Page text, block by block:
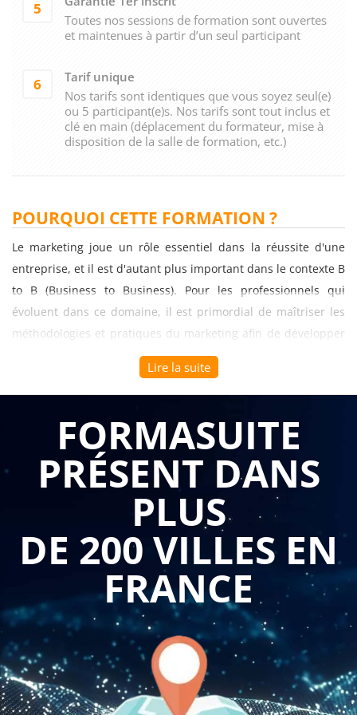
5
Toutes nos sessions de formation sont ouvertes
et maintenues à partir d’un seul participant
6
Tarif unique
Nos tarifs sont identiques que vous soyez seul(e)
ou 5 participant(e)s. Nos tarifs sont tout inclus et
clé en main (déplacement du formateur, mise à
disposition de la salle de formation, etc.)
POURQUOI CETTE FORMATION ?
Le marketing joue un rôle essentiel dans la réussite d'une
entreprise, et il est d'autant plus important dans le contexte B
to B (Business to Business). Pour les professionnels qui
évoluent dans ce domaine, il est primordial de maîtriser les
méthodologies et pratiques du marketing afin de développer
des stratégies efficaces et de maximiser les résultats. C'est
pourquoi une formation sur ce thème revêt un intérêt
considérable. Voici quelques raisons qui expliquent pourquoi
investir dans une telle formation est essentiel pour un public
Tout d'abord, une formation sur les méthodologies et
pratiques du marketing permet aux professionnels d'acquérir
les connaissances nécessaires pour élaborer des stratégies
marketing solides. Ils apprendront les concepts
fondamentaux du marketing, tels que la segmentation du
marché, le positionnement, le ciblage et le mix marketing (les
fameux "4P" : produit, prix, distribution, communication).
Grâce à ces connaissances, ils seront en mesure d'analyser
leur marché, d'identifier les besoins des clients et de
concevoir des offres adaptées. Ils apprendront également à
évaluer la concurrence et à différencier leur entreprise en
Lire la suite
FORMASUITE
PRÉSENT DANS
PLUS
DE 200 VILLES EN
FRANCE